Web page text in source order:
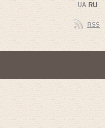
RSS
UA RU